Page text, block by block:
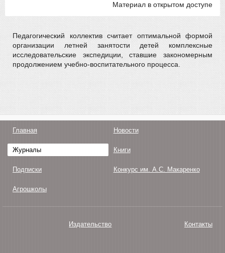
Материал в открытом доступе
Педагогический коллектив считает оптимальной формой
организации летней занятости детей комплексные
исследовательские экспедиции, ставшие закономерным
продолжением учебно-воспитательного процесса.
Главная Новости
Журналы Книги
Подписки Конкурс им. А.С. Макаренко
Агрошколы
Издательство Контакты